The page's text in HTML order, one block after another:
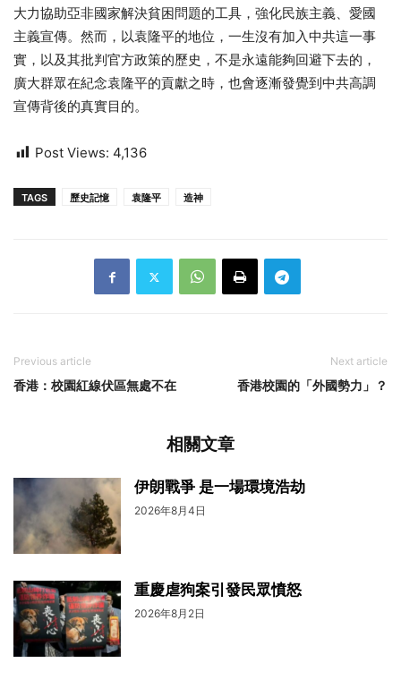
大力協助亞非國家解決貧困問題的工具，強化民族主義、愛國
主義宣傳。然而，以袁隆平的地位，一生沒有加入中共這一事
實，以及其批判官方政策的歷史，不是永遠能夠回避下去的，
廣大群眾在紀念袁隆平的貢獻之時，也會逐漸發覺到中共高調
宣傳背後的真實目的。
Post Views: 4,136
TAGS 歷史記憶 袁隆平 造神
Previous article
香港：校園紅線伏區無處不在
Next article
香港校園的「外國勢力」？
相關文章
伊朗戰爭 是一場環境浩劫
2026年8月4日
重慶虐狗案引發民眾憤怒
2026年8月2日